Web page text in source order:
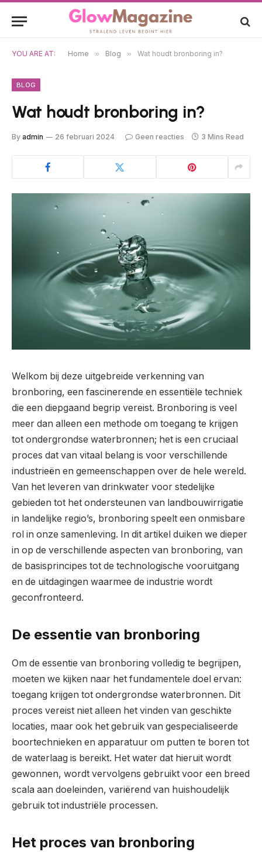
YOU ARE AT: Home » Blog » Wat houdt bronboring in?
BLOG
Wat houdt bronboring in?
By admin 26 februari 2024 Geen reacties 3 Mins Read
Welkom bij deze uitgebreide verkenning van
bronboring, een fascinerende en essentiële techniek
die een diepgaand begrip vereist. Bronboring is veel
meer dan alleen een methode om toegang te krijgen
tot ondergrondse waterbronnen; het is een cruciaal
proces dat van vitaal belang is voor verschillende
industrieën en gemeenschappen over de hele wereld.
Van het leveren van drinkwater voor stedelijke
gebieden tot het ondersteunen van landbouwirrigatie
in landelijke regio’s, bronboring speelt een onmisbare
rol in onze samenleving. In dit artikel duiken we dieper
in op de verschillende aspecten van bronboring, van
de basisprincipes tot de technologische vooruitgang
en de uitdagingen waarmee de industrie wordt
geconfronteerd.
De essentie van bronboring
Om de essentie van bronboring volledig te begrijpen,
moeten we kijken naar het fundamentele doel ervan:
toegang krijgen tot ondergrondse waterbronnen. Dit
proces vereist niet alleen het vinden van geschikte
locaties, maar ook het gebruik van gespecialiseerde
boortechnieken en apparatuur om putten te boren tot
de waterlaag is bereikt. Het water dat hieruit wordt
gewonnen, wordt vervolgens gebruikt voor een breed
scala aan doeleinden, variërend van huishoudelijk
gebruik tot industriële processen.
Het proces van bronboring